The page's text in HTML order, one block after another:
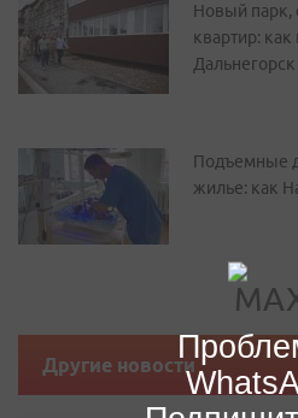
Новый парк,
квартир:
Дальнегорск
Подъемные
жилье: как
Другие новости